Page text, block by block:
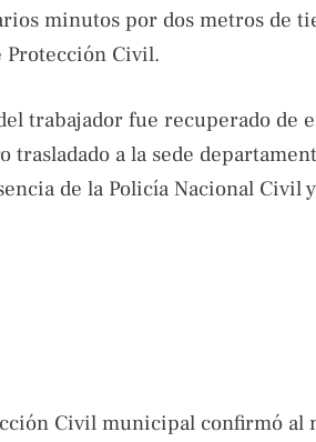
minutos por dos metros de
Protección Civil.
trabajador fue recuperado de
a la sede
de la Policía Nacional Civil
Civil municipal confirmó al